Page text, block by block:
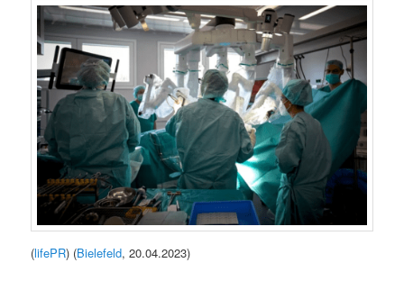
(lifePR) (Bielefeld, 20.04.2023)